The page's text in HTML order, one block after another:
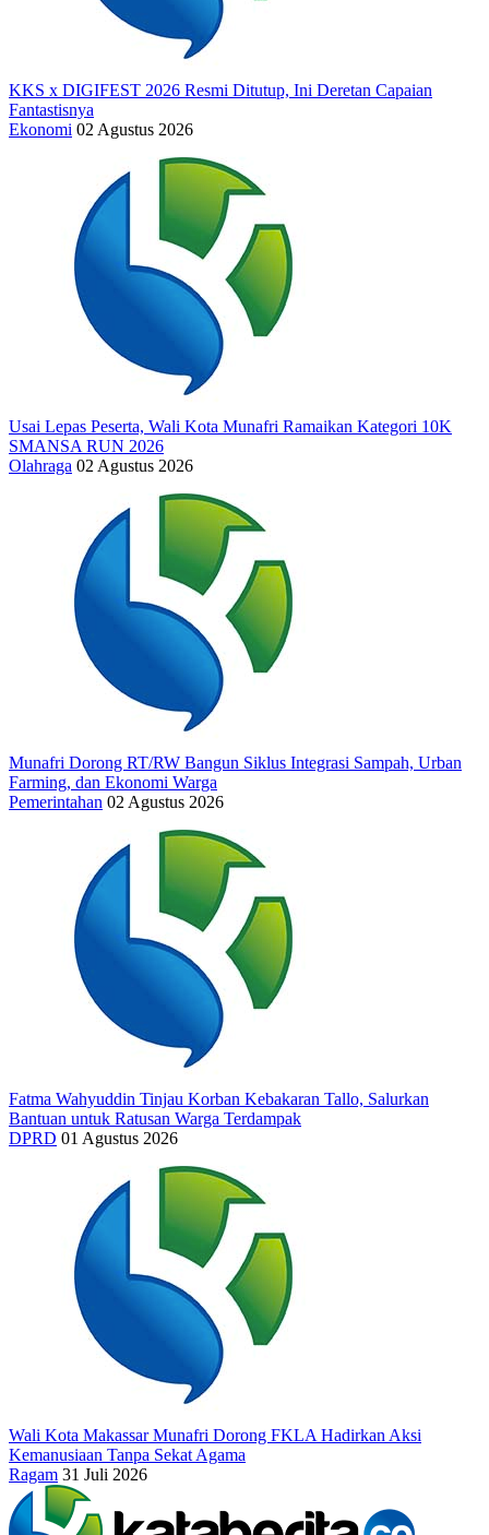
KKS x DIGIFEST 2026 Resmi Ditutup, Ini Deretan Capaian
Fantastisnya
Ekonomi 02 Agustus 2026
Usai Lepas Peserta, Wali Kota Munafri Ramaikan Kategori 10K
SMANSA RUN 2026
Olahraga 02 Agustus 2026
Munafri Dorong RT/RW Bangun Siklus Integrasi Sampah, Urban
Farming, dan Ekonomi Warga
Pemerintahan 02 Agustus 2026
Fatma Wahyuddin Tinjau Korban Kebakaran Tallo, Salurkan
Bantuan untuk Ratusan Warga Terdampak
DPRD 01 Agustus 2026
Wali Kota Makassar Munafri Dorong FKLA Hadirkan Aksi
Kemanusiaan Tanpa Sekat Agama
Ragam 31 Juli 2026